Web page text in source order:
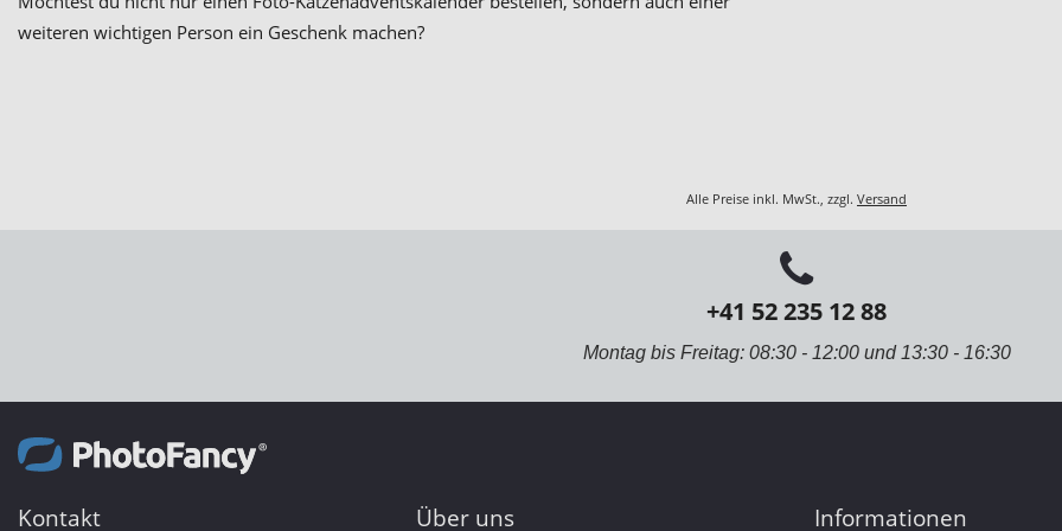
weiteren wichtigen Person ein Geschenk machen?
Alle Preise inkl. MwSt., zzgl. Versand
+41 52 235 12 88
Montag bis Freitag: 08:30 - 12:00 und 13:30 - 16:30
Kontakt Über uns Informationen